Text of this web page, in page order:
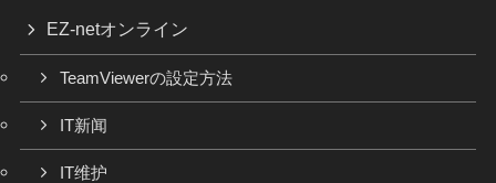
EZ-netオンライン
TeamViewerの設定方法
IT新闻
IT维护